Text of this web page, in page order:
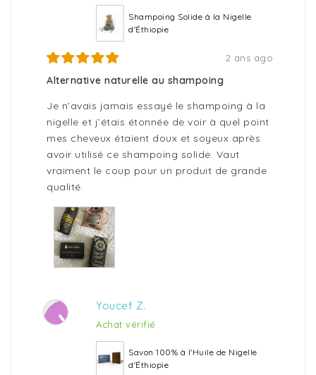
Shampoing Solide à la Nigelle
d'Éthiopie
2 ans ago
Alternative naturelle au shampoing
Je n’avais jamais essayé le shampoing à la
nigelle et j’étais étonnée de voir à quel point
mes cheveux étaient doux et soyeux après
avoir utilisé ce shampoing solide. Vaut
vraiment le coup pour un produit de grande
qualité.
Y
Youcef Z.
Achat vérifié
Savon 100% à l'Huile de Nigelle
d'Éthiopie